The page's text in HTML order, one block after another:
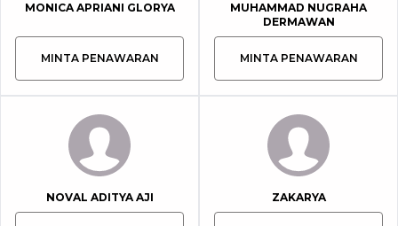
MONICA APRIANI GLORYA
MINTA PENAWARAN
MUHAMMAD NUGRAHA
DERMAWAN
MINTA PENAWARAN
NOVAL ADITYA AJI ZAKARYA